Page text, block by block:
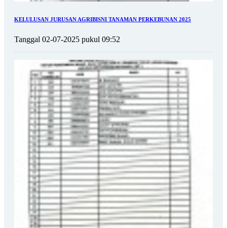
KELULUSAN JURUSAN AGRIBISNI TANAMAN PERKEBUNAN 2025
Tanggal 02-07-2025 pukul 09:52